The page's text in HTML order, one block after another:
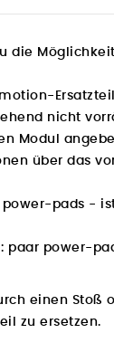
die
nicht
Modul
über das
power-pads -
paar power-
einen
zu ersetzen.